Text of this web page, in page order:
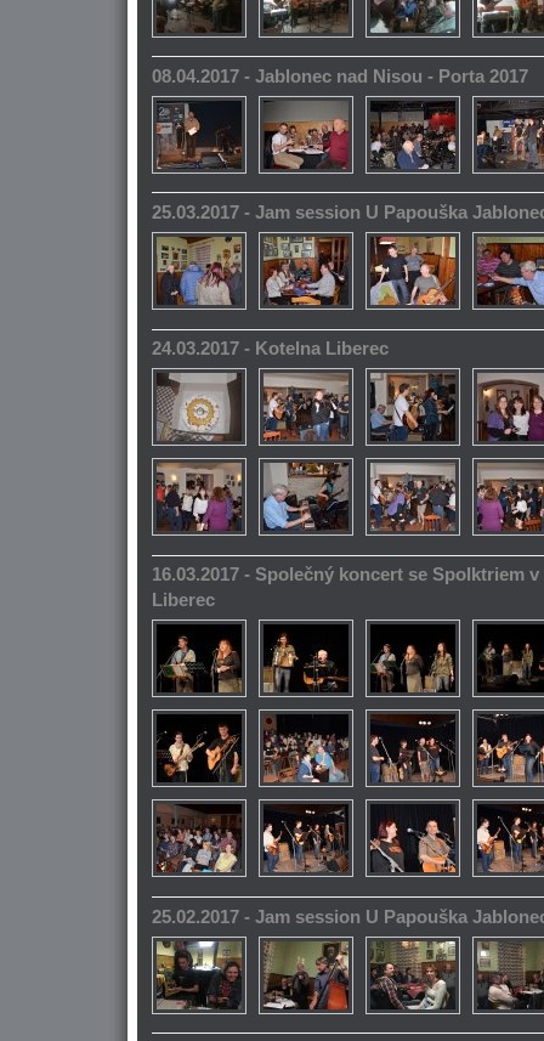
08.04.2017 - Jablonec nad Nisou - Porta 2017
25.03.2017 - Jam session U Papouška
24.03.2017 - Kotelna Liberec
16.03.2017 - Společný koncert se Spolktriem
Liberec
25.02.2017 - Jam session U Papouška